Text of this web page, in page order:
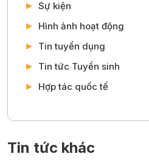
Sự kiện
Hình ảnh hoạt động
Tin tuyển dụng
Tin tức Tuyển sinh
Hợp tác quốc tế
Tin tức khác